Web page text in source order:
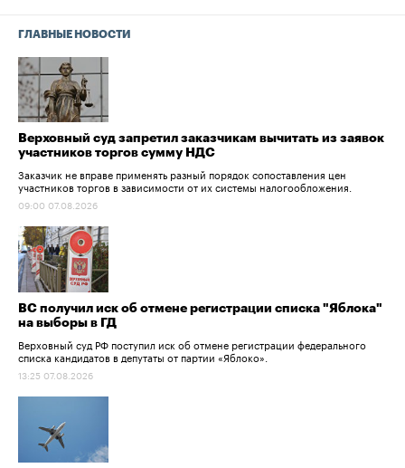
ГЛАВНЫЕ НОВОСТИ
Верховный суд запретил заказчикам вычитать из заявок
участников торгов сумму НДС
Заказчик не вправе применять разный порядок сопоставления цен
участников торгов в зависимости от их системы налогообложения.
09:00 07.08.2026
ВС получил иск об отмене регистрации списка "Яблока"
на выборы в ГД
Верховный суд РФ поступил иск об отмене регистрации федерального
списка кандидатов в депутаты от партии «Яблоко».
13:25 07.08.2026